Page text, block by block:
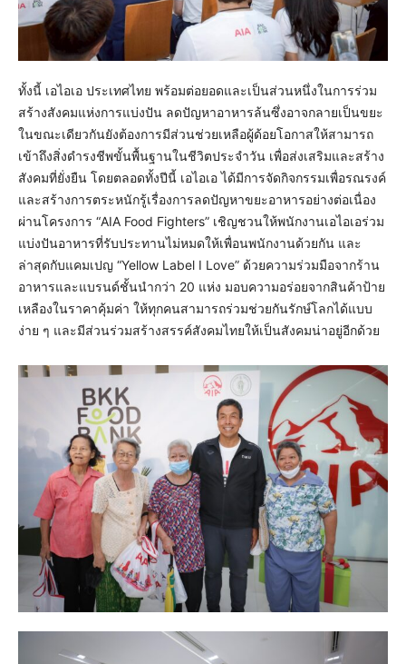
ทั้งนี้ เอไอเอ ประเทศไทย พร้อมต่อยอดและเป็นส่วนหนึ่งในการร่วม
สร้างสังคมแห่งการแบ่งปัน ลดปัญหาอาหารล้นซึ่งอาจกลายเป็นขยะ
ในขณะเดียวกันยังต้องการมีส่วนช่วยเหลือผู้ด้อยโอกาสให้สามารถ
เข้าถึงสิ่งดำรงชีพขั้นพื้นฐานในชีวิตประจำวัน เพื่อส่งเสริมและสร้าง
สังคมที่ยั่งยืน โดยตลอดทั้งปีนี้ เอไอเอ ได้มีการจัดกิจกรรมเพื่อรณรงค์
และสร้างการตระหนักรู้เรื่องการลดปัญหาขยะอาหารอย่างต่อเนื่อง
ผ่านโครงการ “AIA Food Fighters” เชิญชวนให้พนักงานเอไอเอร่วม
แบ่งปันอาหารที่รับประทานไม่หมดให้เพื่อนพนักงานด้วยกัน และ
ล่าสุดกับแคมเปญ “Yellow Label I Love” ด้วยความร่วมมือจากร้าน
อาหารและแบรนด์ชั้นนำกว่า 20 แห่ง มอบความอร่อยจากสินค้าป้าย
เหลืองในราคาคุ้มค่า ให้ทุกคนสามารถร่วมช่วยกันรักษ์โลกได้แบบ
ง่าย ๆ และมีส่วนร่วมสร้างสรรค์สังคมไทยให้เป็นสังคมน่าอยู่อีกด้วย